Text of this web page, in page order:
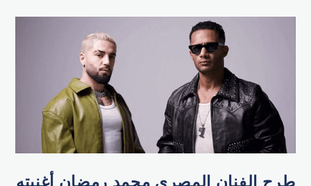
طرح الفنان المصري محمد رمضان أغنيته